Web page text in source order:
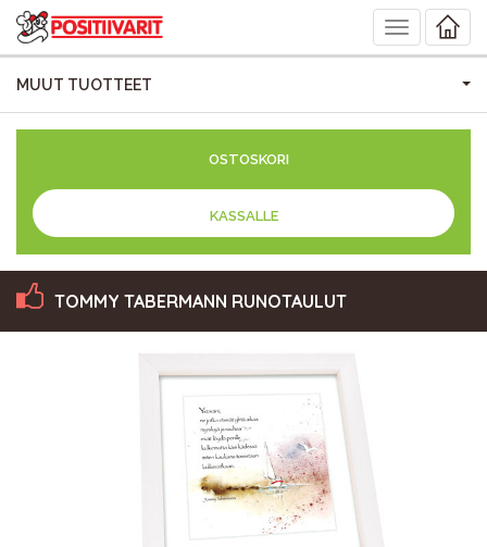
Toggle
navigation
MUUT TUOTTEET
OSTOSKORI
KASSALLE
TOMMY TABERMANN RUNOTAULUT